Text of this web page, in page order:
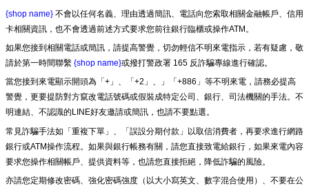
{shop name} 不會以任何名義、理由透過簡訊、電話向您索取相關金融帳戶、信用
卡相關資訊，也不會透過前述方式要求您前往銀行臨櫃或操作ATM。
如果您接到相關電話或簡訊，請提高警覺，切勿輕信不明來電指示，若有疑慮，敬
請於第一時間聯繫 {shop name}或撥打警政署 165 反詐騙專線進行確認。
當您接到來電顯示開頭為「+」、「+2」、」「+886」等不明來電，請務必提高
警覺，更要提防對方竄改電話號碼或假裝成特定公司、銀行、司法機關的手法。不
明連結、不認識的LINE好友邀請或簡訊，也請不要點選。
常見詐騙手法如「重複下單」、「誤設分期付款」以取信消費者，再要求進行網路
銀行或ATM操作流程。如果與銀行帳務有關，請您直接致電給銀行，如果來電內容
要求您操作相關帳戶、提供資料等，也請您直接拒絕，降低詐騙的風險。
亦請您定期修改密碼、強化密碼強度（以大小寫英文、數字混合使用）、不要在公